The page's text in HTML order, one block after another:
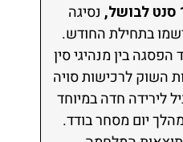
נסיגה
החודש.
מנהיגי סין
לרכישות סויה
חדה במיוחד
מסחר בודד.